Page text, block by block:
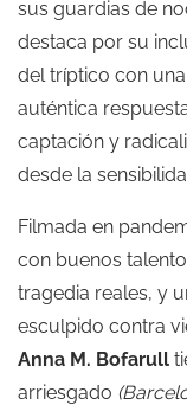
sus guardias de
destaca por su
del tríptico con
auténtica
captación y
desde la
Filmada en
con buenos
tragedia reales, y
esculpido contra
Anna M. Bofarull
arriesgado